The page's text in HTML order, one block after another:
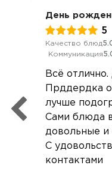
День
5
Качество блюд
Коммуникация
Всё
Прддердка
лучше
Сами блюда
довольные и
С
контактами